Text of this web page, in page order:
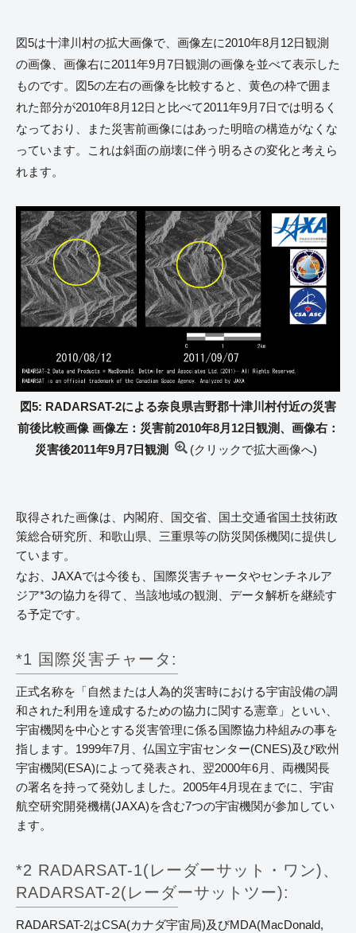
図5は十津川村の拡大画像で、画像左に2010年8月12日観測
の画像、画像右に2011年9月7日観測の画像を並べて表示した
ものです。図5の左右の画像を比較すると、黄色の枠で囲ま
れた部分が2010年8月12日と比べて2011年9月7日では明るく
なっており、また災害前画像にはあった明暗の構造がなくな
っています。これは斜面の崩壊に伴う明るさの変化と考えら
れます。
図5: RADARSAT-2による奈良県吉野郡十津川村付近の災害
前後比較画像 画像左：災害前2010年8月12日観測、画像右：
災害後2011年9月7日観測
(クリックで拡大画像へ)
取得された画像は、内閣府、国交省、国土交通省国土技術政
策総合研究所、和歌山県、三重県等の防災関係機関に提供し
ています。
なお、JAXAでは今後も、国際災害チャータやセンチネルア
ジア*3の協力を得て、当該地域の観測、データ解析を継続す
る予定です。
*1 国際災害チャータ:
正式名称を「自然または人為的災害時における宇宙設備の調
和された利用を達成するための協力に関する憲章」といい、
宇宙機関を中心とする災害管理に係る国際協力枠組みの事を
指します。1999年7月、仏国立宇宙センター(CNES)及び欧州
宇宙機関(ESA)によって発表され、翌2000年6月、両機関長
の署名を持って発効しました。2005年4月現在までに、宇宙
航空研究開発機構(JAXA)を含む7つの宇宙機関が参加してい
ます。
*2 RADARSAT-1(レーダーサット・ワン)、
RADARSAT-2(レーダーサットツー):
RADARSAT-2はCSA(カナダ宇宙局)及びMDA(MacDonald,